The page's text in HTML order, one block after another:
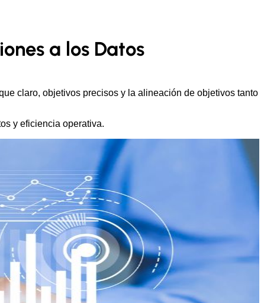
a los Datos
claro, objetivos precisos y la alineación de objetivos tanto
y eficiencia operativa.